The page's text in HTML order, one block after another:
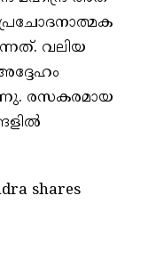
പ്രചോദനാത്മക
വലിയ
രസകരമായ
shares